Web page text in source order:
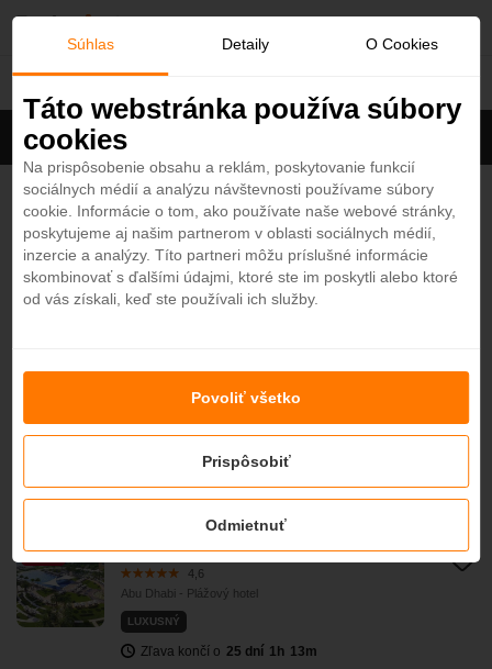
ú
Abu Dhabi
Filter
Zobrazených 12z 25 hotelov Zobraziť všetky
The St. Regis Saadiyat Island Resort, Abu
Dhabi 5*
4,7
Abu Dhabi - Plážový hotel
4,6
The Ritz-Carlton Abu Dhabi, Grand Canal 5*
4,6
Abu Dhabi - Plážový hotel
LUXUSNÝ
Zľava končí o 25 dní 1 h 13m
-10%
Súhlas Detaily O Cookies
Táto webstránka používa súbory
cookies
Na prispôsobenie obsahu a reklám, poskytovanie funkcií
sociálnych médií a analýzu návštevnosti používame súbory
cookie. Informácie o tom, ako používate naše webové stránky,
poskytujeme aj našim partnerom v oblasti sociálnych médií,
inzercie a analýzy. Títo partneri môžu príslušné informácie
skombinovať s ďalšími údajmi, ktoré ste im poskytli alebo ktoré
od vás získali, keď ste používali ich služby.
Odmietnuť
Prispôsobiť
Povoliť všetko